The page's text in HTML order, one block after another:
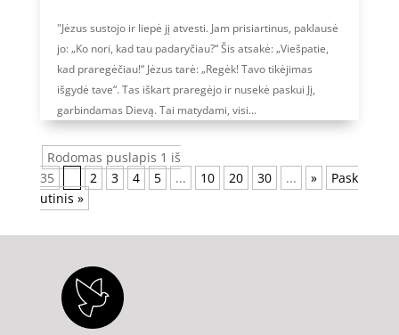
"Jėzus sustojo ir liepė jį atvesti. Jam prisiartinus, paklausė
jo: „Ko nori, kad tau padaryčiau?“ Šis atsakė: „Viešpatie,
kad praregėčiau!“ Jėzus tarė: „Regėk! Tavo tikėjimas
išgydė tave“. Tas iškart praregėjo ir nusekė paskui Jį,
garbindamas Dievą. Tai matydami, visi...
Rodomas puslapis 1 iš
35
2 3 4 5 ... 10 20 30 ... »
Pask
utinis »